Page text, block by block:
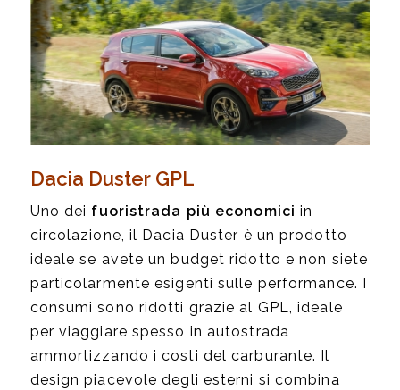
Dacia Duster GPL
Uno dei fuoristrada più economiciin
circolazione, il Dacia Duster è un prodotto
ideale se avete un budget ridotto e non siete
particolarmente esigenti sulle performance. I
consumi sono ridotti grazie al GPL, ideale
per viaggiare spesso in autostrada
ammortizzando i costi del carburante. Il
design piacevole degli esterni si combina